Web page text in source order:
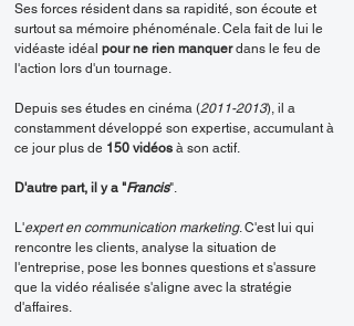
Ses forces résident dans sa rapidité, son écoute et
surtout sa mémoire phénoménale. Cela fait de lui le
vidéaste idéal pour ne rien manquerdans le feu de
l'action lors d'un tournage.
Depuis ses études en cinéma (2011-2013), il a
constamment développé son expertise, accumulant à
ce jour plus de 150 vidéos à son actif.
D'autre part, il y a "Francis".
L'expert en communication marketing. C'est lui qui
rencontre les clients, analyse la situation de
l'entreprise, pose les bonnes questions et s'assure
que la vidéo réalisée s'aligne avec la stratégie
d'affaires.